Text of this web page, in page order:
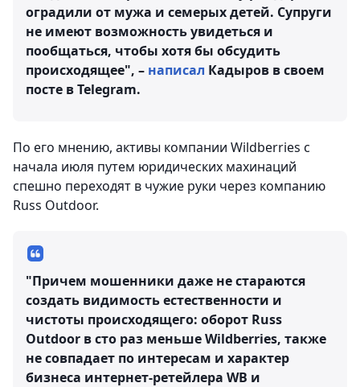
оградили от мужа и семерых детей. Супруги
не имеют возможность увидеться и
пообщаться, чтобы хотя бы обсудить
происходящее", – написал Кадыров в своем
посте в Telegram.
По его мнению, активы компании Wildberries с
начала июля путем юридических махинаций
спешно переходят в чужие руки через компанию
Russ Outdoor.
"Причем мошенники даже не стараются
создать видимость естественности и
чистоты происходящего: оборот Russ
Outdoor в сто раз меньше Wildberries, также
не совпадает по интересам и характер
бизнеса интернет-ретейлера WB и